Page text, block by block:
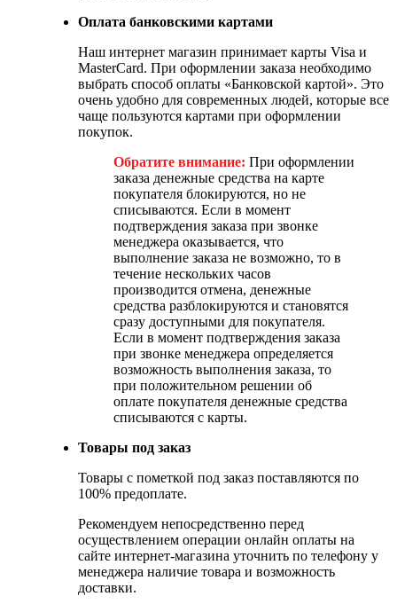
Оплата банковскими картами
Наш интернет магазин принимает карты Visa и
MasterCard. При оформлении заказа необходимо
выбрать способ оплаты «Банковской картой». Это
очень удобно для современных людей, которые все
чаще пользуются картами при оформлении
покупок.
Обратите внимание: При оформлении
заказа денежные средства на карте
покупателя блокируются, но не
списываются. Если в момент
подтверждения заказа при звонке
менеджера оказывается, что
выполнение заказа не возможно, то в
течение нескольких часов
производится отмена, денежные
средства разблокируются и становятся
сразу доступными для покупателя.
Если в момент подтверждения заказа
при звонке менеджера определяется
возможность выполнения заказа, то
при положительном решении об
оплате покупателя денежные средства
списываются с карты.
Товары под заказ
Товары с пометкой под заказ поставляются по
100% предоплате.
Рекомендуем непосредственно перед
осуществлением операции онлайн оплаты на
сайте интернет-магазина уточнить по телефону у
менеджера наличие товара и возможность
доставки.